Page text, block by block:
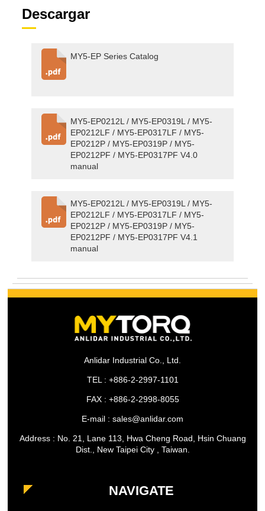
Descargar
MY5-EP Series Catalog
MY5-EP0212L / MY5-EP0319L / MY5-
EP0212LF / MY5-EP0317LF / MY5-
EP0212P / MY5-EP0319P / MY5-
EP0212PF / MY5-EP0317PF V4.0
manual
MY5-EP0212L / MY5-EP0319L / MY5-
EP0212LF / MY5-EP0317LF / MY5-
EP0212P / MY5-EP0319P / MY5-
EP0212PF / MY5-EP0317PF V4.1
manual
Anlidar Industrial Co., Ltd.
TEL : +886-2-2997-1101
FAX : +886-2-2998-8055
E-mail : sales@anlidar.com
Address : No. 21, Lane 113, Hwa Cheng Road, Hsin Chuang
Dist., New Taipei City , Taiwan.
NAVIGATE